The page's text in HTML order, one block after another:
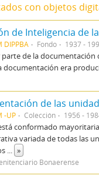
con objetos
de Inteligencia de
DIPPBA Fondo 1937 -
de la documentación
documentación era
-UP Colección 1956 -
conformado
variada de todas las
... »
Bonaerense